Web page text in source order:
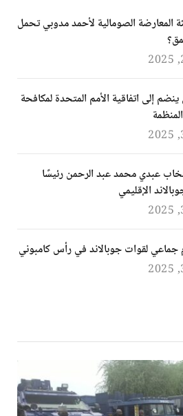
المعارضة الصومالية لأحمد مدوبي تحمل
إلى اتفاقية الأمم المتحدة لمكافحة
عبدي محمد عبد الرحمن رئيسًا
الإقليمي
جماعي لقوات جوبالاند في رأس كامبوني